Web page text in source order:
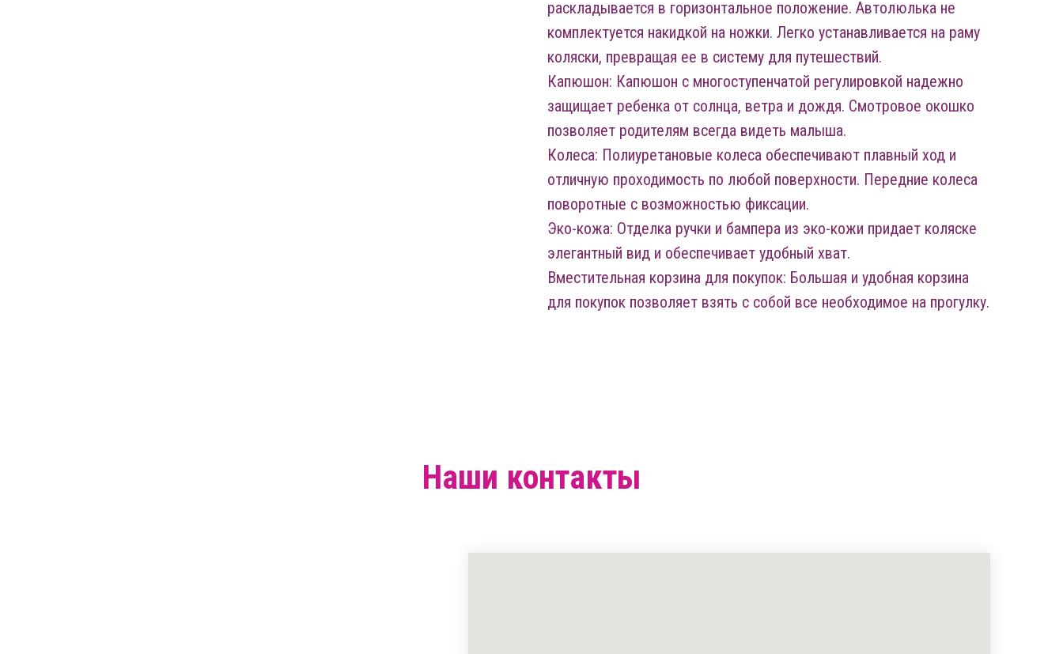
раскладывается в горизонтальное положение. Автолюлька не
комплектуется накидкой на ножки. Легко устанавливается на раму
коляски, превращая ее в систему для путешествий.
Капюшон: Капюшон с многоступенчатой регулировкой надежно
защищает ребенка от солнца, ветра и дождя. Смотровое окошко
позволяет родителям всегда видеть малыша.
Колеса: Полиуретановые колеса обеспечивают плавный ход и
отличную проходимость по любой поверхности. Передние колеса
поворотные с возможностью фиксации.
Эко-кожа: Отделка ручки и бампера из эко-кожи придает коляске
элегантный вид и обеспечивает удобный хват.
Вместительная корзина для покупок: Большая и удобная корзина
для покупок позволяет взять с собой все необходимое на прогулку.
Наши контакты